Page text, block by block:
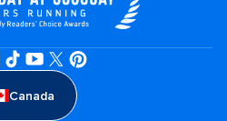
Canada